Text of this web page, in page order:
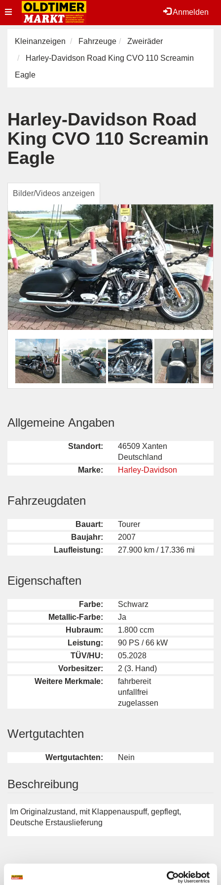
Anmelden
Toggle
navigation
Kleinanzeigen Fahrzeuge
Zweiräder
Harley-Davidson Road King CVO 110 Screamin
Eagle
Harley-Davidson Road
King CVO 110 Screamin
Eagle
Bilder/Videos anzeigen
Allgemeine Angaben
Standort:
46509 Xanten
Deutschland
Marke:
Harley-Davidson
Fahrzeugdaten
Bauart:
Tourer
Baujahr:
2007
Laufleistung:
27.900 km / 17.336 mi
Eigenschaften
Farbe:
Schwarz
Metallic-Farbe:
Ja
Hubraum:
1.800 ccm
Leistung:
90 PS / 66 kW
TÜV/HU:
05.2028
Vorbesitzer:
2 (3. Hand)
Weitere Merkmale:
fahrbereit
unfallfrei
zugelassen
Wertgutachten
Wertgutachten: Nein
Beschreibung
Im Originalzustand, mit Klappenauspuff, gepflegt,
Deutsche Erstauslieferung
ALLE ANZEIGEN